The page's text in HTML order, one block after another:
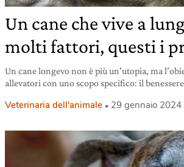
Un cane che vive a
molti fattori, questi i
Un cane longevo non è più un’utopia, ma
allevatori con uno scopo specifico: il
Veterinaria dell'animale 29 gennaio 2024